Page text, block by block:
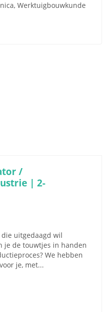
Werktuigbouwkunde
/
| 2-
uitgedaagd wil
je de touwtjes in handen
We hebben
je, met...